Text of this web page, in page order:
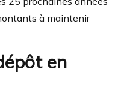
à maintenir
en